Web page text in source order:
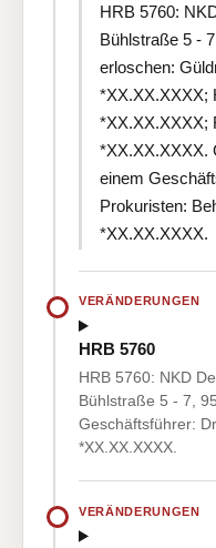
HRB 5760:
Bühlstraße 5 -
erloschen:
*XX.XX.XXXX;
*XX.XX.XXXX;
*XX.XX.XXXX.
einem
Prokuristen:
*XX.XX.XXXX.
VERÄNDERUNGEN
HRB 5760
HRB 5760: NKD
Bühlstraße 5 - 7,
Geschäftsführer:
*XX.XX.XXXX.
VERÄNDERUNGEN